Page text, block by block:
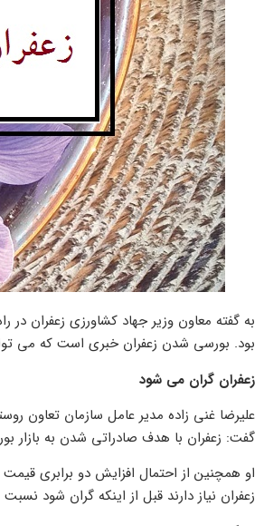
به گفته معاون وزیر جهاد کشاورزی زعفران
بود. بورسی شدن زعفران خبری است که می
زعفران گران می شود
علیرضا غنی زاده مدیر عامل سازمان تعاون
گفت: زعفران با هدف صادراتی شدن به
او همچنین از احتمال افزایش دو برابری
زعفران نیاز دارند قبل از اینکه گران شود